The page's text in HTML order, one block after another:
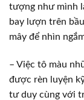
tượng như mình
bay lượn trên
mây để nhìn
– Việc tô màu
được rèn luyện
tư duy cùng với